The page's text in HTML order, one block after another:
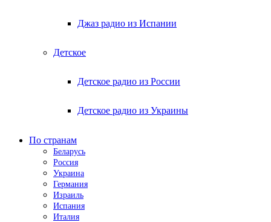
Джаз радио из Испании
Детское
Детское радио из России
Детское радио из Украины
По странам
Беларусь
Россия
Украина
Германия
Израиль
Испания
Италия